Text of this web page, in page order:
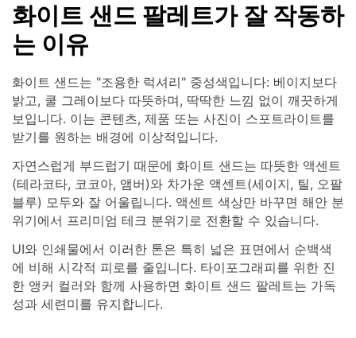
화이트 샌드 팔레트가 잘 작동하
는 이유
화이트 샌드는 "조용한 럭셔리" 중성색입니다: 베이지보다
밝고, 쿨 그레이보다 따뜻하며, 딱딱한 느낌 없이 깨끗하게
보입니다. 이는 콘텐츠, 제품 또는 사진이 스포트라이트를
받기를 원하는 배경에 이상적입니다.
자연스럽게 부드럽기 때문에 화이트 샌드는 따뜻한 액센트
(테라코타, 코코아, 앰버)와 차가운 액센트(세이지, 틸, 오팔
블루) 모두와 잘 어울립니다. 액센트 색상만 바꾸면 해안 분
위기에서 프리미엄 테크 분위기로 전환할 수 있습니다.
UI와 인쇄물에서 이러한 톤은 특히 넓은 표면에서 순백색
에 비해 시각적 피로를 줄입니다. 타이포그래피를 위한 진
한 앵커 컬러와 함께 사용하면 화이트 샌드 팔레트는 가독
성과 세련미를 유지합니다.